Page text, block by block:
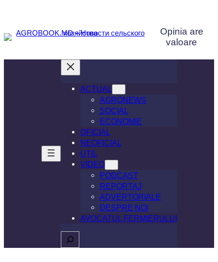
Opinia are
valoare
ACTUAL
AGRONEWS
SOCIAL
ECONOMIE
OFICIAL
NEOFICIAL
UTIL
VIDEO
PODCAST
REPORTAJ
ADVERTORIALE
DESPRE NOI
AVOCATUL FERMIERULUI
Caută